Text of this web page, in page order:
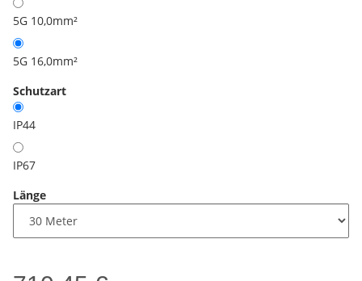
5G 10,0mm²
5G 16,0mm²
Schutzart
IP44
IP67
Länge